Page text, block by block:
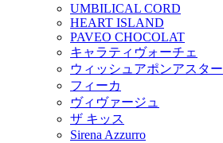
UMBILICAL CORD
HEART ISLAND
PAVEO CHOCOLAT
キャラティヴォーチェ
ウィッシュアポンアスター
フィーカ
ヴィヴァージュ
ザ キッス
Sirena Azzurro